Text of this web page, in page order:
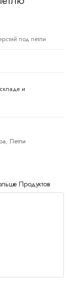
под петли
и
, Петли
Продуктов